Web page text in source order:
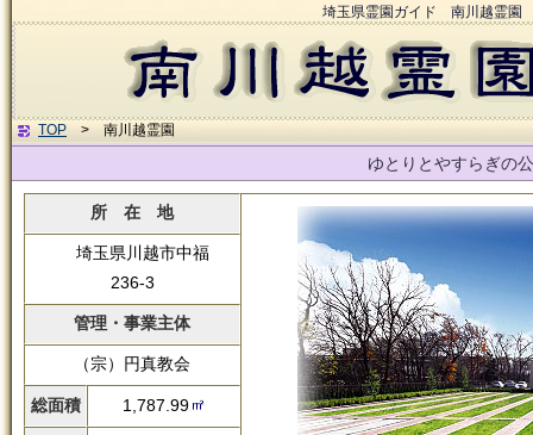
埼玉県霊園ガイド 南川越霊園
TOP > 南川越霊園
ゆとりとやすらぎの
所 在 地
埼玉県川越市中福
236-3
管理・事業主体
（宗）円真教会
総面積 1,787.99